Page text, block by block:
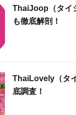
ThaiJoop（タイ
も徹底解剖！
ThaiLovely（タ
底調査！